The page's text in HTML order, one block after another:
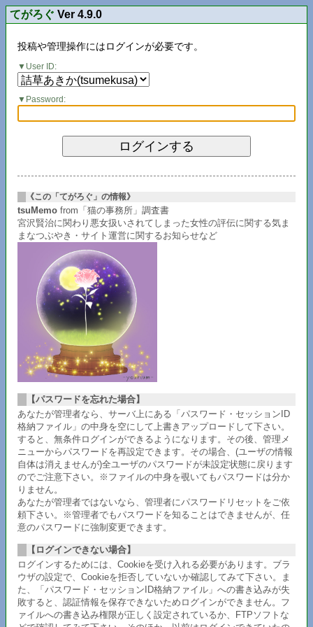
てがろぐ Ver 4.9.0
投稿や管理操作にはログインが必要です。
User ID:
Password:
《この「てがろぐ」の情報》
tsuMemo from「猫の事務所」調査書
宮沢賢治に関わり悪女扱いされてしまった女性の評伝に関する気ま
まなつぶやき・サイト運営に関するお知らせなど
【パスワードを忘れた場合】
あなたが管理者なら、サーバ上にある「パスワード・セッションID
格納ファイル」の中身を空にして上書きアップロードして下さい。
すると、無条件ログインができるようになります。その後、管理メ
ニューからパスワードを再設定できます。その場合、(ユーザの情報
自体は消えませんが)全ユーザのパスワードが未設定状態に戻ります
のでご注意下さい。※ファイルの中身を覗いてもパスワードは分か
りません。
あなたが管理者ではないなら、管理者にパスワードリセットをご依
頼下さい。※管理者でもパスワードを知ることはできませんが、任
意のパスワードに強制変更できます。
【ログインできない場合】
ログインするためには、Cookieを受け入れる必要があります。ブラ
ウザの設定で、Cookieを拒否していないか確認してみて下さい。ま
た、「パスワード・セッションID格納ファイル」への書き込みが失
敗すると、認証情報を保存できないためログインができません。フ
ァイルへの書き込み権限が正しく設定されているか、FTPソフトな